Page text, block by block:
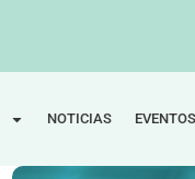
NOTICIAS EVENTOS